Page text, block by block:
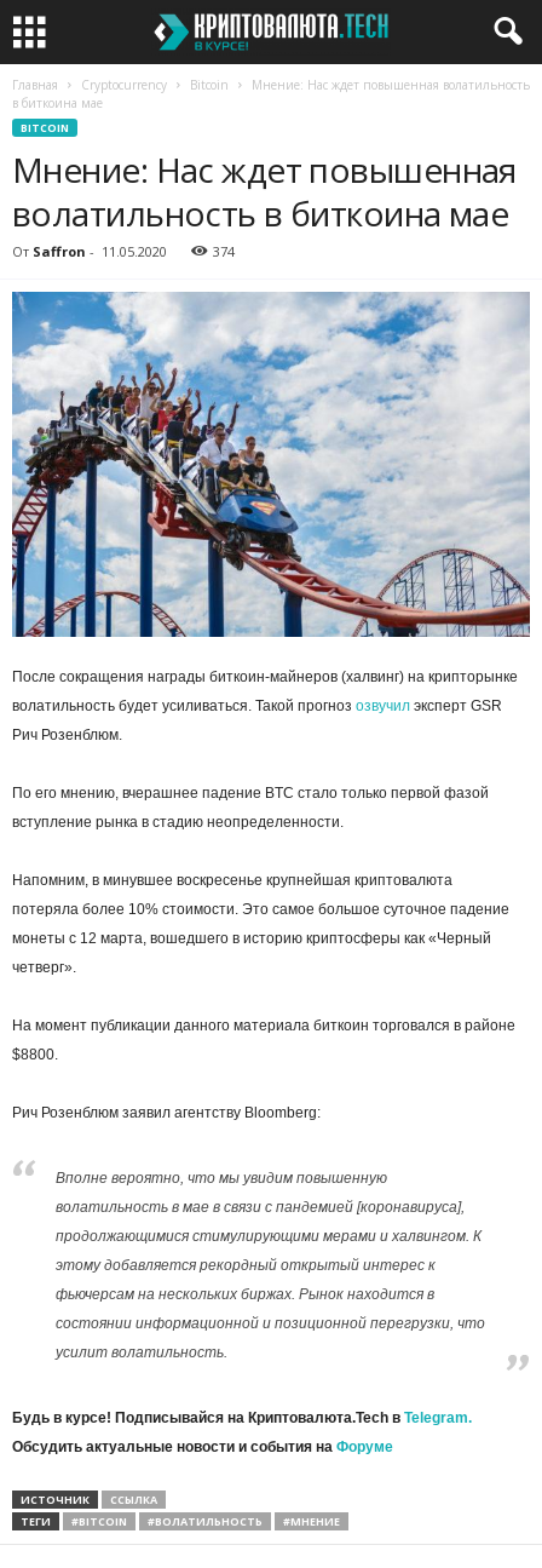
Главная Cryptocurrency Bitcoin
Мнение: Нас ждет повышенная волатильность
в биткоина мае
BITCOIN
Мнение: Нас ждет повышенная
волатильность в биткоина мае
От Saffron - 11.05.2020 374
После сокращения награды биткоин-майнеров (халвинг) на крипторынке
волатильность будет усиливаться. Такой прогноз озвучил эксперт GSR
Рич Розенблюм.
По его мнению, вчерашнее падение BTC стало только первой фазой
вступление рынка в стадию неопределенности.
Напомним, в минувшее воскресенье крупнейшая криптовалюта
потеряла более 10% стоимости. Это самое большое суточное падение
монеты с 12 марта, вошедшего в историю криптосферы как «Черный
четверг».
На момент публикации данного материала биткоин торговался в районе
$8800.
Рич Розенблюм заявил агентству Bloomberg:
Вполне вероятно, что мы увидим повышенную
волатильность в мае в связи с пандемией [коронавируса],
продолжающимися стимулирующими мерами и халвингом. К
этому добавляется рекордный открытый интерес к
фьючерсам на нескольких биржах. Рынок находится в
состоянии информационной и позиционной перегрузки, что
усилит волатильность.
Будь в курсе! Подписывайся на Криптовалюта.Tech в Telegram.
Обсудить актуальные новости и события на Форуме
ИСТОЧНИК
ССЫЛКА
ТЕГИ
#BITCOIN #ВОЛАТИЛЬНОСТЬ #МНЕНИЕ